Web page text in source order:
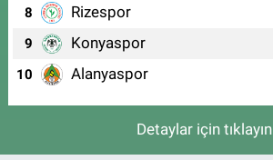
8 Rizespor
9 Konyaspor
10 Alanyaspor
Detaylar için tıklayın